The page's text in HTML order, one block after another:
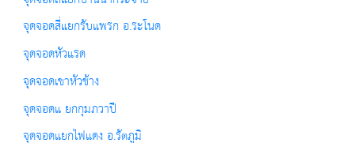
จุดจอดสี่แยกรับแพรก อ.ระโนด
จุดจอดหัวแรด
จุดจอดเขาหัวช้าง
จุดจอดแ ยกกุมภวาปี
จุดจอดแยกไฟแดง อ.รัตภูมิ